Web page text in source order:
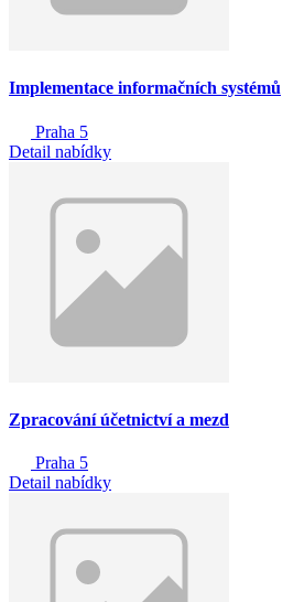
Implementace informačních systémů
Praha 5
Detail nabídky
Zpracování účetnictví a mezd
Praha 5
Detail nabídky